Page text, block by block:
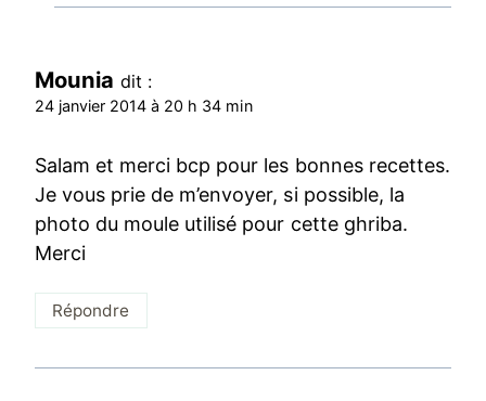
Mounia dit :
24 janvier 2014 à 20 h 34 min
Salam et merci bcp pour les bonnes recettes.
Je vous prie de m’envoyer, si possible, la
photo du moule utilisé pour cette ghriba.
Merci
Répondre